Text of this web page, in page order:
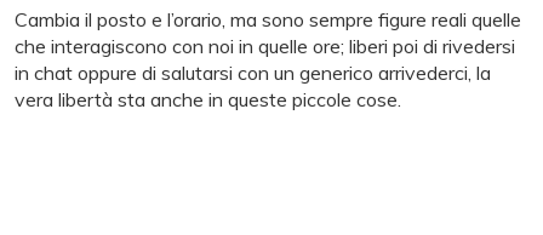
Cambia il posto e l’orario, ma sono sempre figure reali quelle
che interagiscono con noi in quelle ore; liberi poi di rivedersi
in chat oppure di salutarsi con un generico arrivederci, la
vera libertà sta anche in queste piccole cose.